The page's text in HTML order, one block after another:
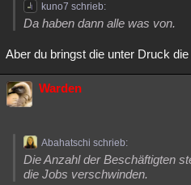
kuno7 schrieb:
Da haben dann alle was von.
Aber du bringst die unter Druck
Warden
Abahatschi schrieb:
Die Anzahl der Beschäftigten
die Jobs verschwinden.